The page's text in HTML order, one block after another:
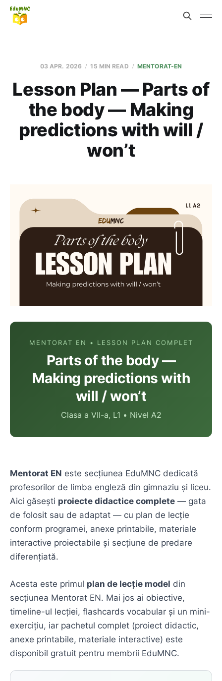
03 APR. 2026 15 MIN READ MENTORAT-EN
Lesson Plan — Parts of
the body — Making
predictions with will /
won’t
MENTORAT EN • LESSON PLAN COMPLET
Parts of the body —
Making predictions with
will / won’t
Clasa a VII-a, L1 • Nivel A2
Mentorat EN este secțiunea EduMNC dedicată
profesorilor de limba engleză din gimnaziu și liceu.
Aici găsești proiecte didactice complete — gata
de folosit sau de adaptat — cu plan de lecție
conform programei, anexe printabile, materiale
interactive proiectabile și secțiune de predare
diferențiată.
Acesta este primul plan de lecție model din
secțiunea Mentorat EN. Mai jos ai obiective,
timeline-ul lecției, flashcards vocabular și un mini-
exercițiu, iar pachetul complet (proiect didactic,
anexe printabile, materiale interactive) este
disponibil gratuit pentru membrii EduMNC.